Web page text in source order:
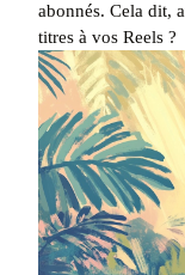
abonnés. Cela dit,
titres à vos Reels ?